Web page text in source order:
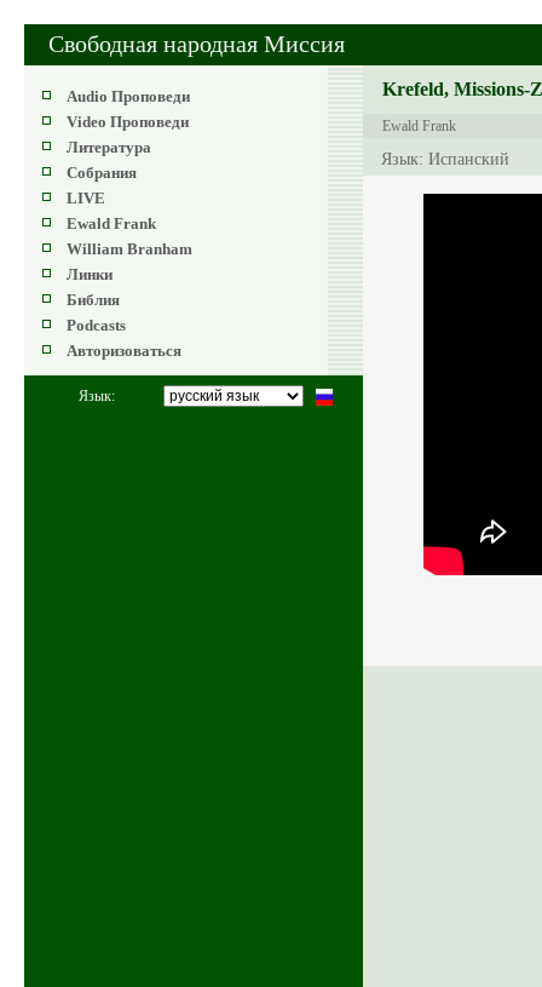
Свободная народная Миссия
Audio Проповеди
Video Проповеди
Литература
Собрания
LIVE
Ewald Frank
William Branham
Линки
Библия
Podcasts
Авторизоваться
Язык:
Krefeld, Missions-
Ewald Frank
Язык: Испанский